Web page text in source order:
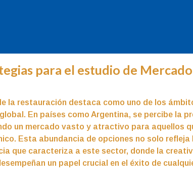
para el estudio de
la restauración destaca como uno de los
En países como Argentina, se percibe la
un mercado vasto y atractivo para aquellos
Esta abundancia de opciones no solo
que caracteriza a este sector, donde la
un papel crucial en el éxito de